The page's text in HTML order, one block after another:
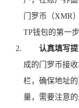
门罗币（XMR
TP钱包的第一步
认真填写
成的门罗币接
栏，确保地址
量，需要注意